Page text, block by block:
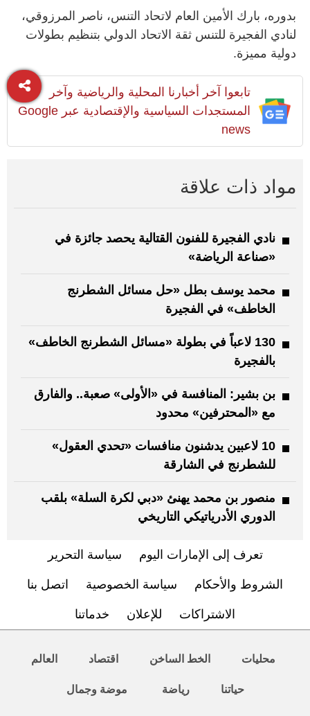
بدوره، بارك الأمين العام لاتحاد التنس، ناصر المرزوقي،
لنادي الفجيرة للتنس ثقة الاتحاد الدولي بتنظيم بطولات
دولية مميزة.
تابعوا آخر أخبارنا المحلية والرياضية وآخر
المستجدات السياسية والإقتصادية عبر Google
news
مواد ذات علاقة
نادي الفجيرة للفنون القتالية يحصد جائزة في
«صناعة الرياضة»
محمد يوسف بطل «حل مسائل الشطرنج
الخاطف» في الفجيرة
130 لاعباً في بطولة «مسائل الشطرنج الخاطف»
بالفجيرة
بن بشير: المنافسة في «الأولى» صعبة.. والفارق
مع «المحترفين» محدود
10 لاعبين يدشنون منافسات «تحدي العقول»
للشطرنج في الشارقة
منصور بن محمد يهنئ «دبي لكرة السلة» بلقب
الدوري الأدرياتيكي التاريخي
تعرف إلى الإمارات اليوم سياسة التحرير
الشروط والأحكام سياسة الخصوصية اتصل بنا
الاشتراكات للإعلان خدماتنا
محليات الخط الساخن اقتصاد العالم
حياتنا رياضة موضة وجمال